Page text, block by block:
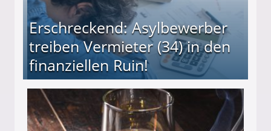
Erschreckend: Asylbewerber
treiben Vermieter (34) in den
finanziellen Ruin!
(34) in den finanziellen Ruin!